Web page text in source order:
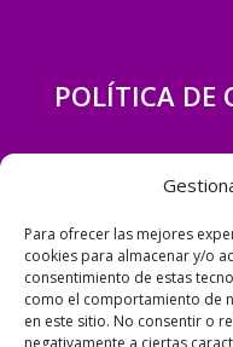
Para ofrecer las mejores
cookies para almacenar y/o
consentimiento de estas
como el comportamiento de
en este sitio. No consentir o
negativamente a ciertas
POLÍTICA DE
POLÍTICA DE